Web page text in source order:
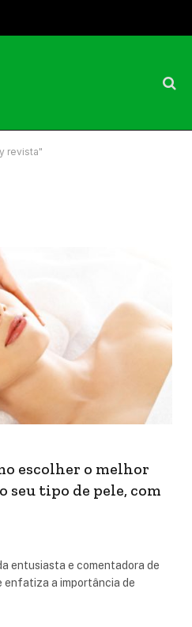
revista"
escolher o melhor
seu tipo de pele, com
entusiasta e comentadora de
enfatiza a importância de